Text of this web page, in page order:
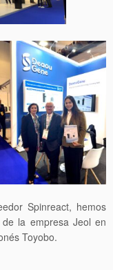
Spinreact, hemos
la empresa Jeol en
Toyobo.